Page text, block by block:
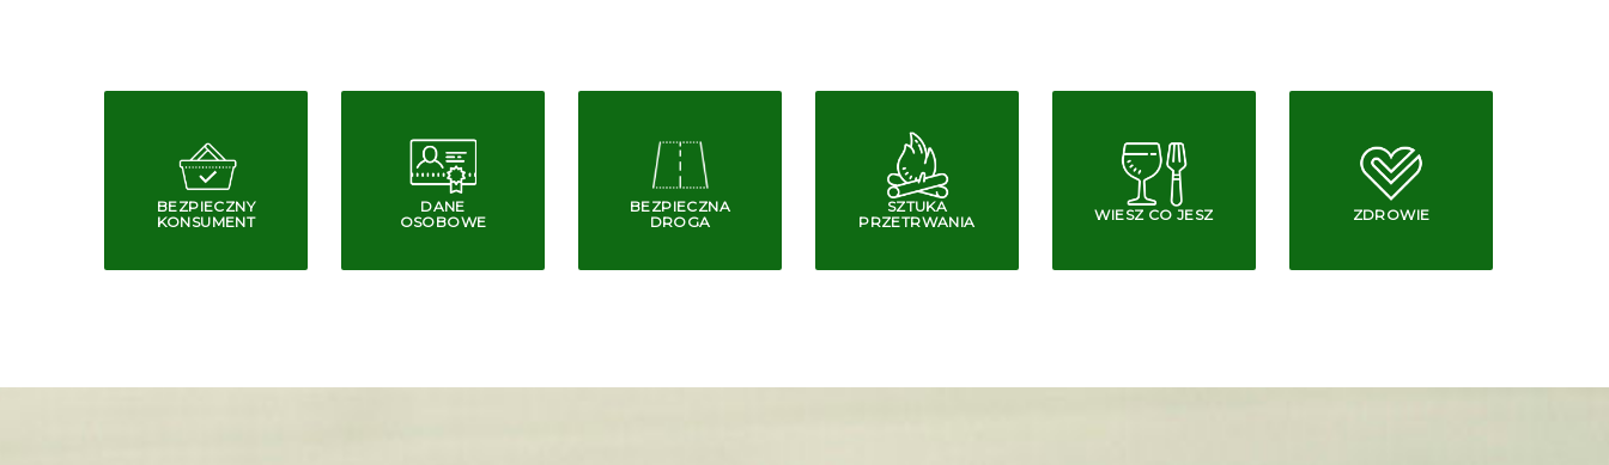
BEZPIECZNY
KONSUMENT
DANE
OSOBOWE
BEZPIECZNA
DROGA
SZTUKA
PRZETRWANIA
WIESZ CO JESZ ZDROWIE